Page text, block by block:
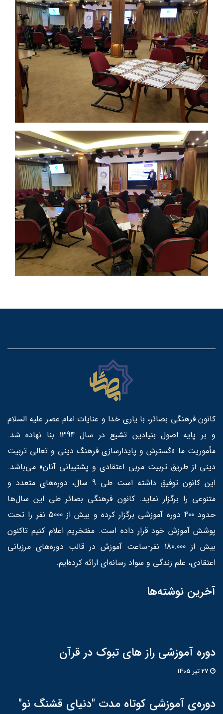
کانون فرهنگی بصائر، با یاری خدا و عنایات امام عصر علیه السلام
و بر پایه اصول بنیادین تشیع در سال 1394 بنا نهاده شد.
مأموریت ما «گسترش و پایدارسازی فرهنگ دینی و تعالی تربیت
دینی از طریق تربیت مربی اعتقادی و پشتیبانی آنان» می‌باشد.
این کانون توفیق داشته است طی 9 سال، دوره‌های متعدد و
متنوعی را برگزار نماید. کانون فرهنگی بصائر طی این سال‌ها
حدود 400 دوره آموزشی برگزار کرده و بیش از 5000 نفر را تحت
پوشش آموزش خود قرار داده است. مفتخریم اعلام کنیم تاکنون
بیش از 180.000 نفر-ساعت آموزش در قالب دوره‌های مرزبانی
اعتقادی، علم زندگی و سواد رسانه‌ای ارائه کرده‌ایم.
آخرین نوشته‌ها
دوره آموزشی راز های تبوک در قرآن
دوره‌ی آموزشی کوتاه مدت "دنیای قشنگ نو"